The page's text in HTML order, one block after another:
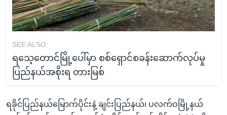
SEE ALSO:
ရသေ့တောင်မြို့ပေါ်မှာ စစ်ရှောင်စခန်းဆောက်လုပ်မှု
ပြည်နယ်အစိုးရ တားမြစ်
ရခိုင်ပြည်နယ်မြောက်ပိုင်းနဲ့ ချင်းပြည်နယ်၊ ပလက်ဝမြို့နယ်